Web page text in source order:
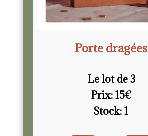
Porte dragées
Le lot de 3
Prix:15€
Stock:1